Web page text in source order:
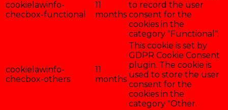
cookielawinfo-
checbox-functional
11
months
to record the user
consent for the
cookies in the
category "Functional".
cookielawinfo-
checbox-others
11
months
This cookie is set by
GDPR Cookie Consent
plugin. The cookie is
used to store the user
consent for the
cookies in the
category "Other.